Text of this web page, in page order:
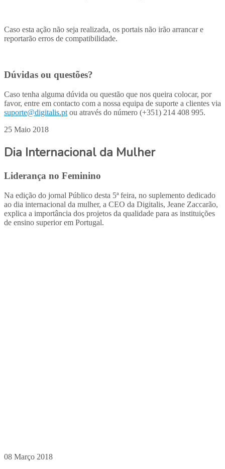
Caso esta ação não seja realizada, os portais não irão arrancar e
reportarão erros de compatibilidade.
Dúvidas ou questões?
Caso tenha alguma dúvida ou questão que nos queira colocar, por
favor, entre em contacto com a nossa equipa de suporte a clientes via
suporte@digitalis.pt ou através do número (+351) 214 408 995.
25 Maio 2018
Dia Internacional da Mulher
Liderança no Feminino
Na edição do jornal Público desta 5ª feira, no suplemento dedicado
ao dia internacional da mulher, a CEO da Digitalis, Jeane Zaccarão,
explica a importância dos projetos da qualidade para as instituições
de ensino superior em Portugal.
08 Março 2018